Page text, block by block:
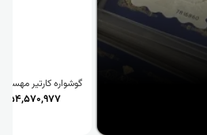
گوشواره کارتیر مهسا
54,570,977 تومان